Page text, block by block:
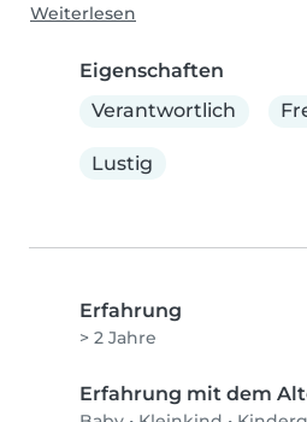
Weiterlesen
Eigenschaften
Verantwortlich
Lustig
Erfahrung
> 2 Jahre
Erfahrung mit dem